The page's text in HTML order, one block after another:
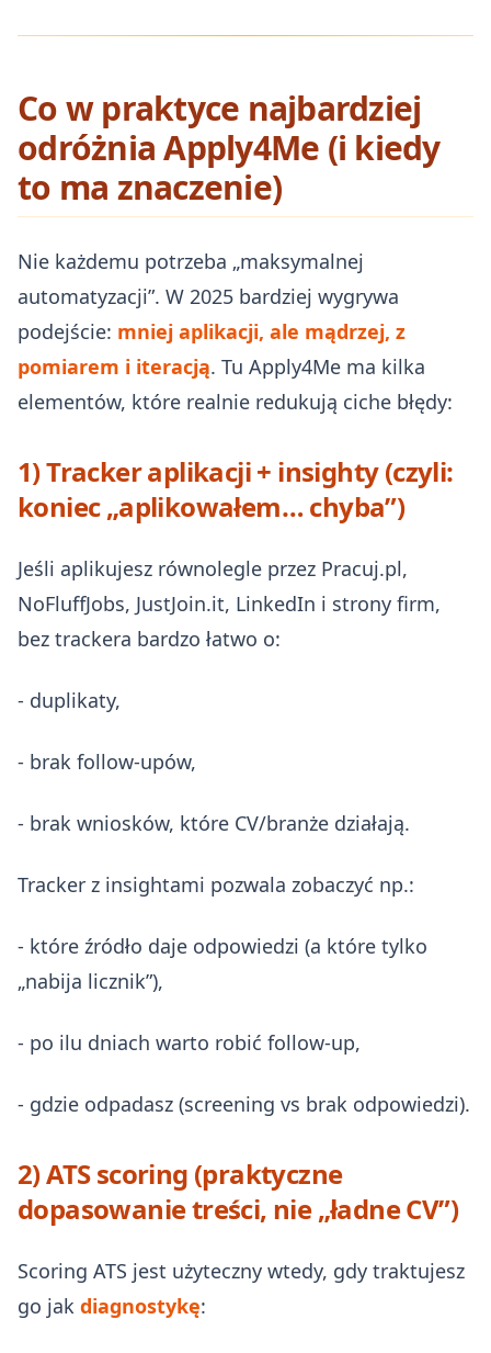
Co w praktyce najbardziej
odróżnia Apply4Me (i kiedy
to ma znaczenie)
Nie każdemu potrzeba „maksymalnej
automatyzacji”. W 2025 bardziej wygrywa
podejście: mniej aplikacji, ale mądrzej, z
pomiarem i iteracją. Tu Apply4Me ma kilka
elementów, które realnie redukują ciche błędy:
1) Tracker aplikacji + insighty (czyli:
koniec „aplikowałem… chyba”)
Jeśli aplikujesz równolegle przez Pracuj.pl,
NoFluffJobs, JustJoin.it, LinkedIn i strony firm,
bez trackera bardzo łatwo o:
- duplikaty,
- brak follow‑upów,
- brak wniosków, które CV/branże działają.
Tracker z insightami pozwala zobaczyć np.:
- które źródło daje odpowiedzi (a które tylko
„nabija licznik”),
- po ilu dniach warto robić follow‑up,
- gdzie odpadasz (screening vs brak odpowiedzi).
2) ATS scoring (praktyczne
dopasowanie treści, nie „ładne CV”)
Scoring ATS jest użyteczny wtedy, gdy traktujesz
go jak diagnostykę: